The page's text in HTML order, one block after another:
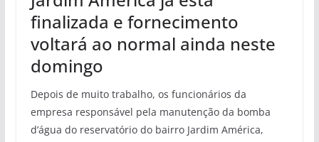
finalizada e fornecimento
voltará ao normal ainda neste
domingo
Depois de muito trabalho, os funcionários da
empresa responsável pela manutenção da bomba
d’água do reservatório do bairro Jardim América,